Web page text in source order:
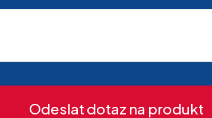
Odeslat dotaz na produkt